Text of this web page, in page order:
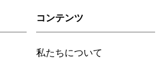
コンテンツ
私たちについて